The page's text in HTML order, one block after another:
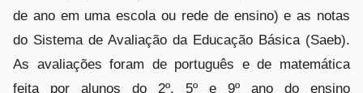
de ano em uma escola ou rede de ensino) e as notas
do Sistema de Avaliação da Educação Básica (Saeb).
As avaliações foram de português e de matemática
feita por alunos do 2º, 5º e 9º ano do ensino